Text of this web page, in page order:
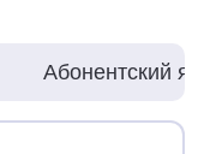
Абонентский